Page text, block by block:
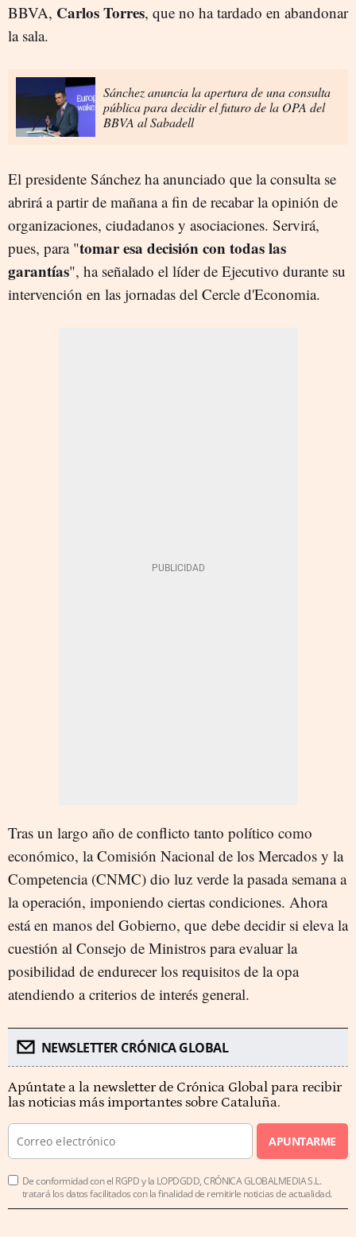
BBVA, Carlos Torres, que no ha tardado en abandonar
la sala.
Sánchez anuncia la apertura de una consulta
pública para decidir el futuro de la OPA del
BBVA al Sabadell
El presidente Sánchez ha anunciado que la consulta se
abrirá a partir de mañana a fin de recabar la opinión de
organizaciones, ciudadanos y asociaciones. Servirá,
pues, para "tomar esa decisión con todas las
garantías", ha señalado el líder de Ejecutivo durante su
intervención en las jornadas del Cercle d'Economia.
Tras un largo año de conflicto tanto político como
económico, la Comisión Nacional de los Mercados y la
Competencia (CNMC) dio luz verde la pasada semana a
la operación, imponiendo ciertas condiciones. Ahora
está en manos del Gobierno, que debe decidir si eleva la
cuestión al Consejo de Ministros para evaluar la
posibilidad de endurecer los requisitos de la opa
atendiendo a criterios de interés general.
NEWSLETTER CRÓNICA GLOBAL
Apúntate a la newsletter de Crónica Global para recibir
las noticias más importantes sobre Cataluña.
APUNTARME
De conformidad con el RGPD y la LOPDGDD, CRÓNICA GLOBALMEDIA S.L.
tratará los datos facilitados con la finalidad de remitirle noticias de actualidad.